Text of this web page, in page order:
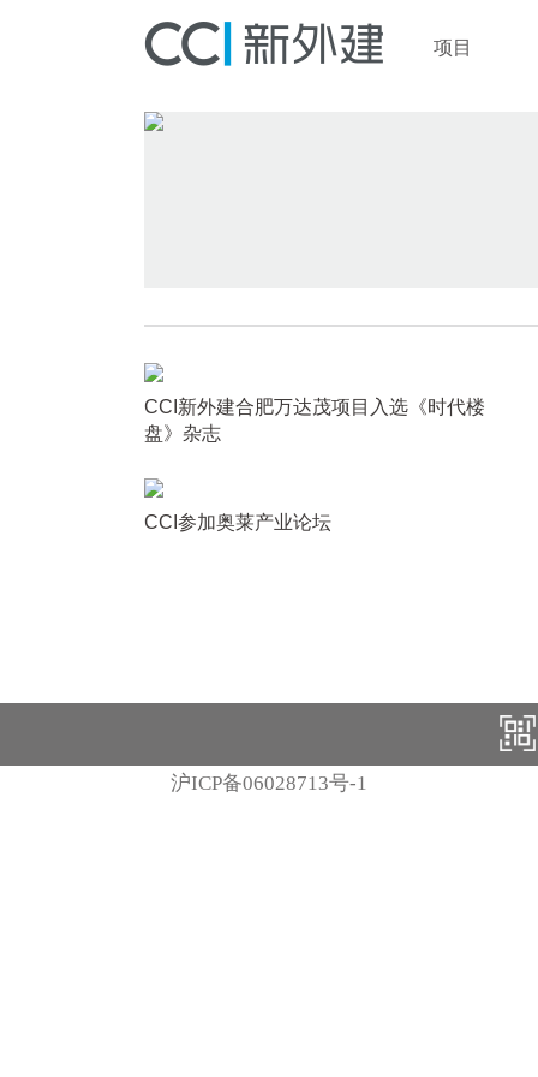
项目
CCI新外建合肥万达茂项目入选《时代楼
盘》杂志
CCI参加奥莱产业论坛
沪ICP备06028713号-1